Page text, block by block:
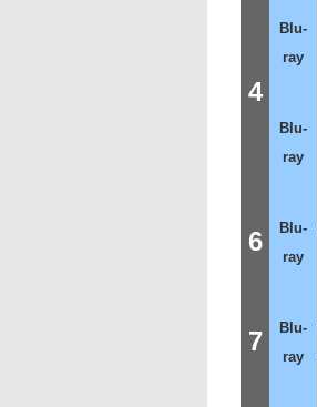
4
Blu-
ray
Blu-
ray
6
Blu-
ray
7
Blu-
ray